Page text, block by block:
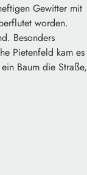
Gewitter mit
worden.
Besonders
Pietenfeld kam es
Baum die Straße,